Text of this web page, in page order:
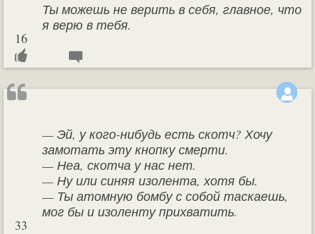
Ты можешь не верить в себя, главное, что
я верю в тебя.
16
— Эй, у кого-нибудь есть скотч? Хочу
замотать эту кнопку смерти.
— Неа, скотча у нас нет.
— Ну или синяя изолента, хотя бы.
— Ты атомную бомбу с собой таскаешь,
мог бы и изоленту прихватить.
33